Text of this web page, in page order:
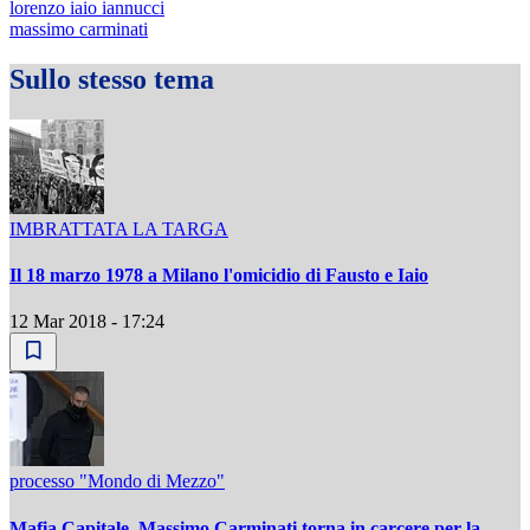
lorenzo iaio iannucci
massimo carminati
Sullo stesso tema
IMBRATTATA LA TARGA
Il 18 marzo 1978 a Milano l'omicidio di Fausto e Iaio
12 Mar 2018 - 17:24
processo "Mondo di Mezzo"